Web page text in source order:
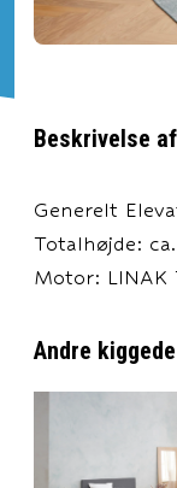
Beskrivelse af
Generelt
Totalhøjde:
Motor: LINAK
Andre